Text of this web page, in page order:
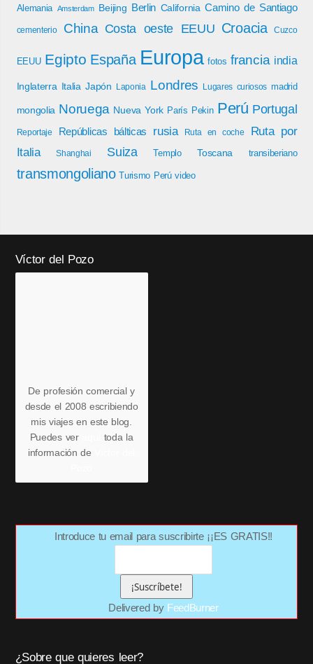
Alemania Amsterdam Beijing Berlin California Camino de Santiago
cementerio China Costa oeste EEUU Croacia Cuzco
EEUU Egipto España Europa fotos francia india
Inglaterra Italia Japón Laponia Londres Lugares curiosos madrid
mongolia Noruega Nueva York París Pekin Perú Portugal
Reportaje Repúblicas bálticas rusia Ruta en coche
Ruta por
Italia
Shanghai Suiza Templo Toscana transiberiano
transmongoliano Turismo Perú video
Víctor del Pozo
De profesión comercial y
desde el 2008 escribiendo
mis viajes en este blog.
Puedes ver
toda la
información de
Introduce tu email para suscribirte ¡¡ES GRATIS!!
Delivered by FeedBurner
¿Sobre que quieres leer?